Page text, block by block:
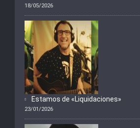
18/05/2026
Estamos de «Liquidaciones»
23/01/2026